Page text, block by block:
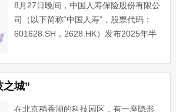
8月27日晚间，中国人寿保险股份有限公
司（以下简称“中国人寿”，股票代码：
601628.SH，2628.HK）发布2025年半
半年，中国人寿坚持高质量发展主题，积
极布局应对市场变化，大力推动变革转型
···...
之城”
在北京稻香湖的科技园区，有一座隐形